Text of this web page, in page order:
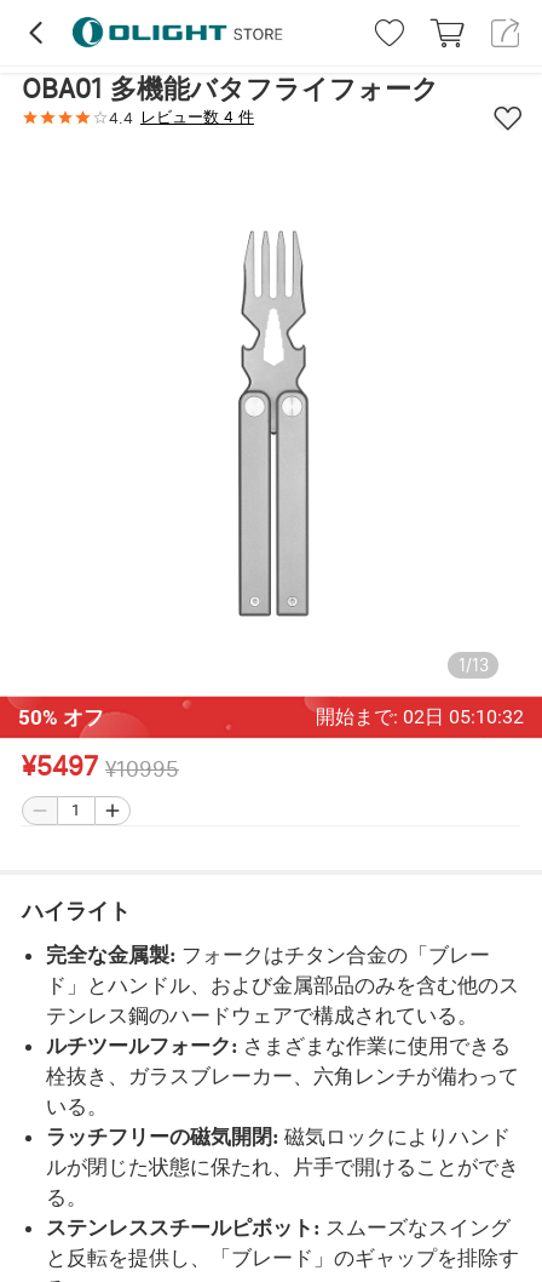
OBA01 多機能バタフライフォーク
4.4 レビュー数 4 件
1/13
50% オフ 開始まで: 02 日 05:10:31
¥5497 ¥10995
ハイライト
完全な金属製: フォークはチタン合金の「ブレー
ド」とハンドル、および金属部品のみを含む他のス
テンレス鋼のハードウェアで構成されている。
ルチツールフォーク: さまざまな作業に使用できる
栓抜き、ガラスブレーカー、六角レンチが備わって
いる。
ラッチフリーの磁気開閉: 磁気ロックによりハンド
ルが閉じた状態に保たれ、片手で開けることができ
る。
ステンレススチールピボット: スムーズなスイング
と反転を提供し、「ブレード」のギャップを排除す
ハイライト レビュー (4) 詳細 仕様